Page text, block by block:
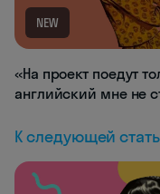
NEW
«На проект поедут
английский мне не
К следующей